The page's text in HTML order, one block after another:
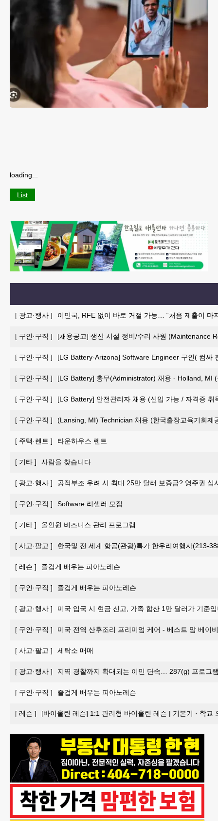
loading...
List
[ 광고·행사 ] 이민국, RFE 없이 바로 거절 가능… “처음 제출이 마
[ 구인·구직 ] [채용공고] 생산 시설 정비/수리 사원 (Maintenance
[ 구인·구직 ] [LG Battery-Arizona] Software Engineer 구인( 컴싸
[ 구인·구직 ] [LG Battery] 총무(Administrator) 채용 - Holland, MI
[ 구인·구직 ] [LG Battery] 안전관리자 채용 (신입 가능 / 자격증 취
[ 구인·구직 ] (Lansing, MI) Technician 채용 (한국출장교육기회제
[ 주택·렌트 ] 타운하우스 렌트
[ 기타 ] 사람을 찾습니다
[ 광고·행사 ] 공적부조 우려 시 최대 25만 달러 보증금? 영주권 심
[ 구인·구직 ] Software 리셀러 모집
[ 기타 ] 올인원 비즈니스 관리 프로그램
[ 사고·팔고 ] 한국및 전 세계 항공(관광)특가 한우리여행사(213-
[ 레슨 ] 즐겁게 배우는 피아노레슨
[ 구인·구직 ] 즐겁게 배우는 피아노레슨
[ 광고·행사 ] 미국 입국 시 현금 신고, 가족 합산 1만 달러가 기준
[ 구인·구직 ] 미국 전역 산후조리 프리미엄 케어 - 베스트 맘 베이
[ 사고·팔고 ] 세탁소 매매
[ 광고·행사 ] 지역 경찰까지 확대되는 이민 단속… 287(g) 프로그
[ 구인·구직 ] 즐겁게 배우는 피아노레슨
[ 레슨 ] [바이올린 레슨] 1:1 관리형 바이올린 레슨 | 기본기 · 학